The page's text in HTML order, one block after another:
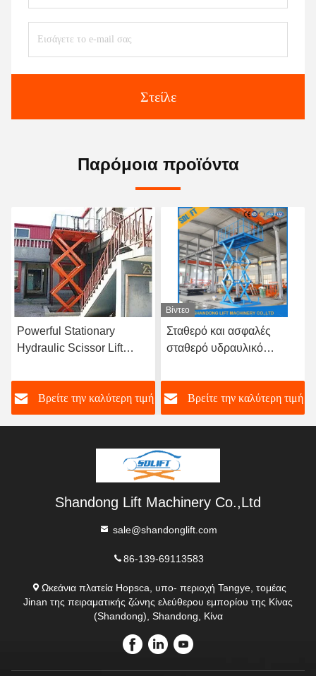
Στείλε
Παρόμοια προϊόντα
Βίντεο
Σταθερό και ασφαλές
σταθερό υδραυλικό
αποθήκη φορτίου πίνακα
ανελκυστήρα ψαλίδι
Βρείτε την καλύτερη τιμή
Βίντεο
Προσαρμόσιμο σταθερό
υδραυλικό ανελκυστήρα
και προσαρμόσιμο
χειρισμό φορτίου
Βρείτε την καλύτερη
Shandong Lift Machinery Co.,Ltd
sale@shandonglift.com
86-139-69113583
Ωκεάνια πλατεία Hopsca, υπο- περιοχή Tangye, τομέας
Jinan της πειραματικής ζώνης ελεύθερου εμπορίου της Κίνας
(Shandong), Shandong, Κίνα